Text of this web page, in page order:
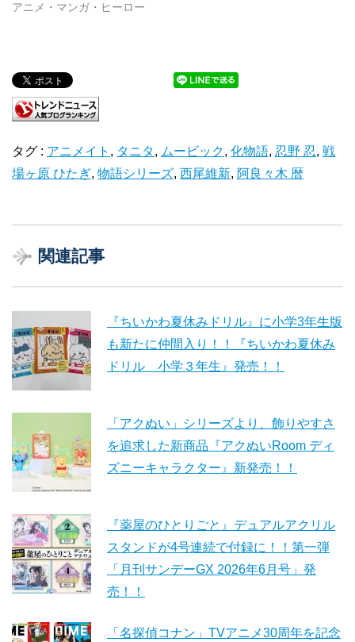
アニメ・マンガ・ヒーロー
タグ : アニメイト , タニタ, ムービック, 化物語, 忍野 忍, 戦
場ヶ原 ひたぎ, 物語シリーズ, 西尾維新, 阿良々木 暦
関連記事
『ちいかわ夏休みドリル』に小学3年生版
も新たに仲間入り！！『ちいかわ夏休み
ドリル 小学３年生』発売！！
「アクぬい」シリーズより、飾りやすさ
を追求した新商品『アクぬいRoom ディ
ズニーキャラクター』新発売！！
『薬屋のひとりごと』デュアルアクリル
スタンドが4号連続で付録に！！第一弾
「月刊サンデーGX 2026年6月号」発
売！！
「名探偵コナン」TVアニメ30周年を記念